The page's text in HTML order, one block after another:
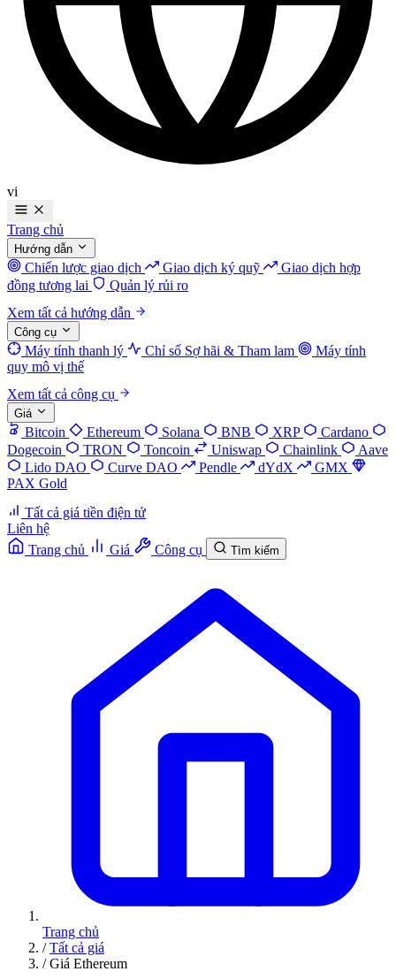
vi
Trang chủ
Hướng dẫn
Chiến lược giao dịch Giao dịch ký quỹ
Giao dịch hợp
đồng tương lai
Quản lý rủi ro
Xem tất cả hướng dẫn
Công cụ
Máy tính thanh lý Chỉ số Sợ hãi & Tham lam
Máy tính
quy mô vị thế
Xem tất cả công cụ
Giá
Bitcoin Ethereum Solana BNB XRP
Cardano
Dogecoin
TRON Toncoin Uniswap Chainlink
Aave
Lido DAO
Curve DAO Pendle dYdX
GMX
PAX Gold
Tất cả giá tiền điện tử
Liên hệ
Trang chủ
Giá Công cụ Tìm kiếm
Trang chủ
/ Tất cả giá
/ Giá Ethereum